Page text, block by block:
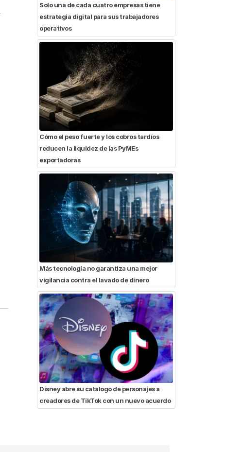
Solo una de cada cuatro empresas tiene
estrategia digital para sus trabajadores
operativos
Cómo el peso fuerte y los cobros tardíos
reducen la liquidez de las PyMEs
exportadoras
Más tecnología no garantiza una mejor
vigilancia contra el lavado de dinero
Disney abre su catálogo de personajes a
creadores de TikTok con un nuevo acuerdo